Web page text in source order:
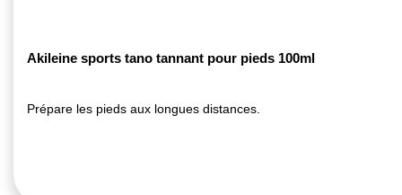
Akileine sports tano tannant pour pieds 100ml
Prépare les pieds aux longues distances.